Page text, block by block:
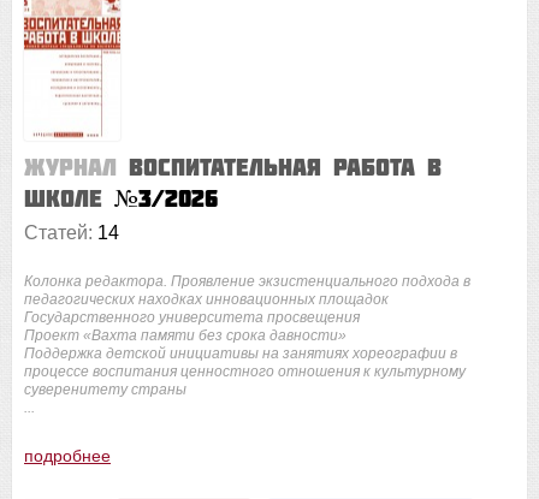
Журнал Воспитательная работа в
школе №3/2026
Статей: 14
Колонка редактора. Проявление экзистенциального подхода в
педагогических находках инновационных площадок
Государственного университета просвещения
Проект «Вахта памяти без срока давности»
Поддержка детской инициативы на занятиях хореографии в
процессе воспитания ценностного отношения к культурному
суверенитету страны
подробнее